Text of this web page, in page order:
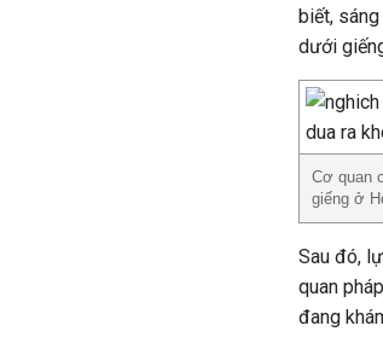
biết,
dưới
Cơ quan
giếng ở
Sau đó,
quan
đang